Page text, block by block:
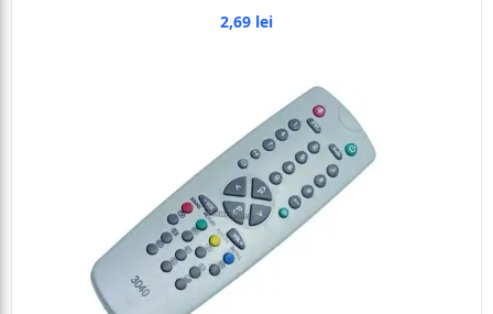
2,69 lei